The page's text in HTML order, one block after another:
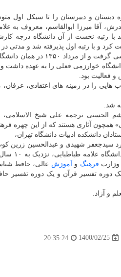
استان فارس بود. دوره دبستان و دبیرستان را تا
میرزا ابوالقاسم، معروف به علامه
رتبه نخست از آن دانشگاه درجه
و با رتبه اول پذیرفته شد و مدتی
شیخ الاسلامی در سال ۱۳۴۹ از دانشگاه تهران
دانشگاه خوارزمی فعلی را به عهده
فعالیت بود.
را در زمینه های اعتقادی، عرفان،
الحسنی ترجمه علی شیخ
آثاری هستند که از این چهره
دانشکده ادبیات دانشگاه تهران،
سیدجعفر شهیدی و عبدالحسین زرین
سال ۸۹، استاد
فرهنگ و آموزش عالی، حافظ
1400/02/25
20:35:24